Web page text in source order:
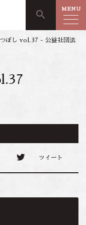
search MENU
ぼし vol.37 - 公益社団法
ツイート